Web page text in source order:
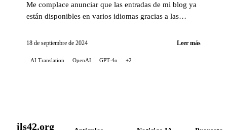
Me complace anunciar que las entradas de mi blog ya
están disponibles en varios idiomas gracias a las
18 de septiembre de 2024 Leer más
AI Translation OpenAI GPT-4o +2
jls42.org